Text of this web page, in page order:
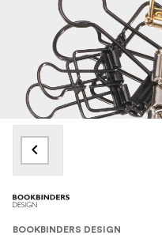
BOOKBINDERS DESIGN